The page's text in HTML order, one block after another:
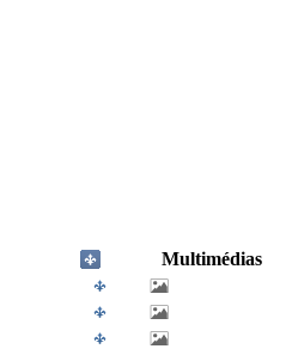
Multimédias